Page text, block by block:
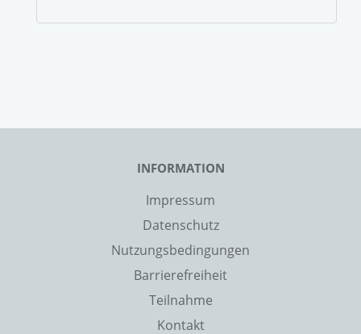
INFORMATION
Impressum
Datenschutz
Nutzungsbedingungen
Barrierefreiheit
Teilnahme
Kontakt